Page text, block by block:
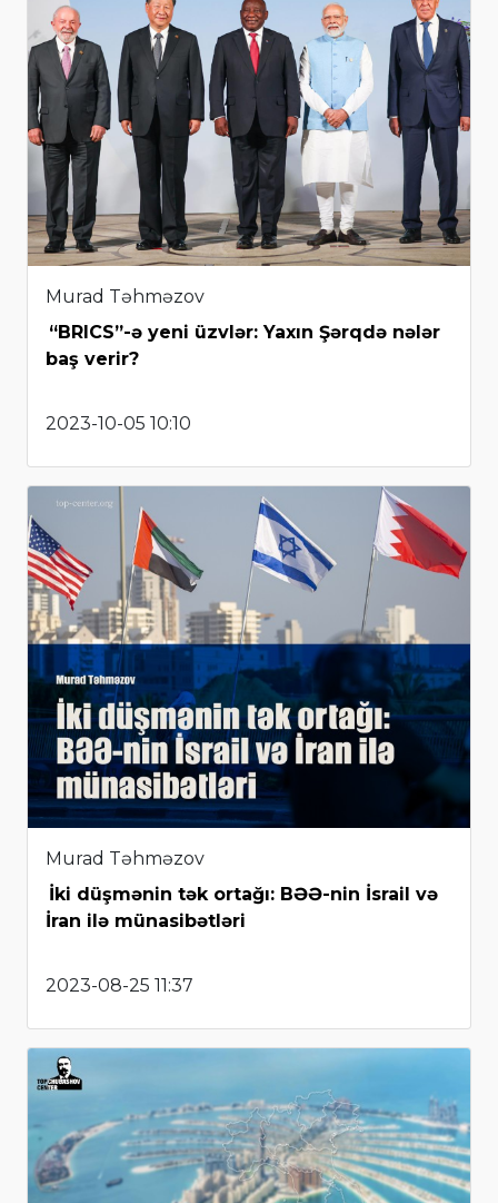
Murad Təhməzov
“BRICS”-ə yeni üzvlər: Yaxın Şərqdə nələr
baş verir?
2023-10-05 10:10
Murad Təhməzov
İki düşmənin tək ortağı: BƏƏ-nin İsrail və
İran ilə münasibətləri
2023-08-25 11:37